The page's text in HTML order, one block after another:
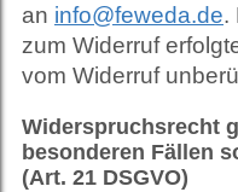
an info@feweda.de.
zum Widerruf
vom Widerruf
Widerspruchsrecht
besonderen Fällen
(Art. 21 DSGVO)